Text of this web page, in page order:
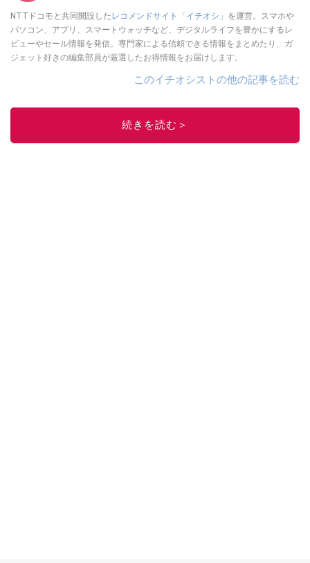
NTTドコモと共同開設した レコメンドサイト「イチオシ」 を運営。スマホや
パソコン、アプリ、スマートウォッチなど、デジタルライフを豊かにするレ
ビューやセール情報を発信。専門家による信頼できる情報をまとめたり、ガ
ジェット好きの編集部員が厳選したお得情報をお届けします。
このイチオシストの他の記事を読む
続きを読む＞